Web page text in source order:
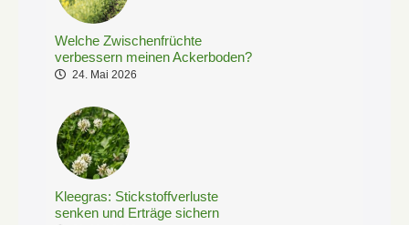
Welche Zwischenfrüchte
verbessern meinen Ackerboden?
24. Mai 2026
Kleegras: Stickstoffverluste
senken und Erträge sichern